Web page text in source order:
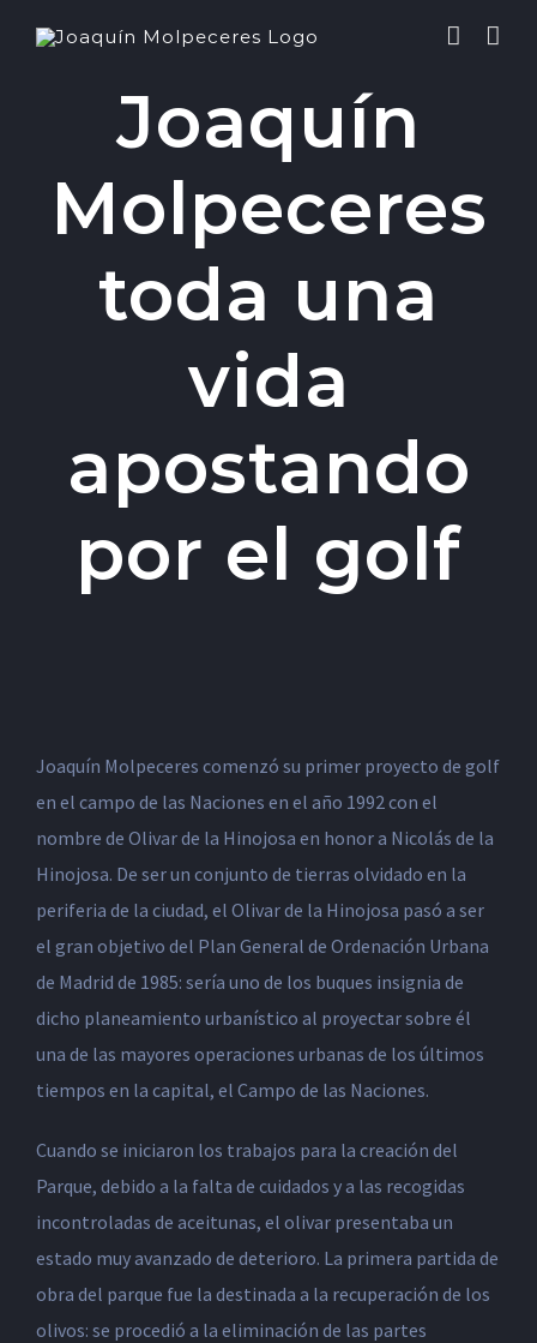
Joaquín
Molpeceres
toda una
vida
apostando
por el golf
Joaquín Molpeceres comenzó su primer proyecto de golf
en el campo de las Naciones en el año 1992 con el
nombre de Olivar de la Hinojosa en honor a Nicolás de la
Hinojosa. De ser un conjunto de tierras olvidado en la
periferia de la ciudad, el Olivar de la Hinojosa pasó a ser
el gran objetivo del Plan General de Ordenación Urbana
de Madrid de 1985: sería uno de los buques insignia de
dicho planeamiento urbanístico al proyectar sobre él
una de las mayores operaciones urbanas de los últimos
tiempos en la capital, el Campo de las Naciones.
Cuando se iniciaron los trabajos para la creación del
Parque, debido a la falta de cuidados y a las recogidas
incontroladas de aceitunas, el olivar presentaba un
estado muy avanzado de deterioro. La primera partida de
obra del parque fue la destinada a la recuperación de los
olivos: se procedió a la eliminación de las partes